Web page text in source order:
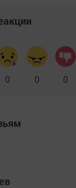
0 0 0